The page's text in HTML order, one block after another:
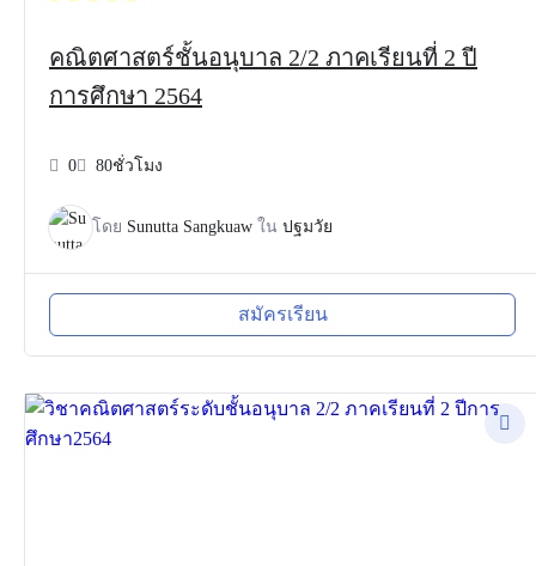
คณิตศาสตร์ชั้นอนุบาล 2/2 ภาคเรียนที่ 2 ปี
การศึกษา 2564
0 80ชั่วโมง
โดย Sunutta Sangkuaw ใน ปฐมวัย
สมัครเรียน